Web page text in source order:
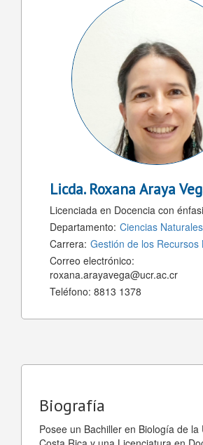
Licda. Roxana Araya
Licenciada en Docencia con
Departamento: Ciencias Naturales
Carrera: Gestión de los Recursos
Correo electrónico:
roxana.arayavega@ucr.ac.cr
Teléfono: 8813 1378
Biografía
Posee un Bachiller en Biología de la